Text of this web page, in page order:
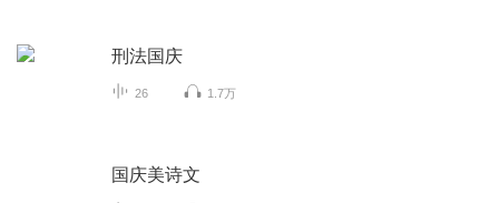
刑法国庆
26 1.7万
国庆美诗文